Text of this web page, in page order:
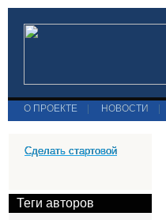
О ПРОЕКТЕ НОВОСТИ
Сделать стартовой
Теги авторов